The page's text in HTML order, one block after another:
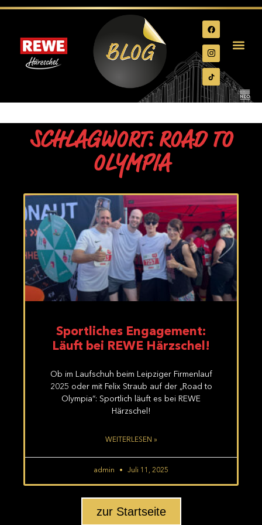
SCHLAGWORT: ROAD TO
OLYMPIA
Sportliches Engagement:
Läuft bei REWE Härzschel!
Ob im Laufschuh beim Leipziger Firmenlauf
2025 oder mit Felix Straub auf der „Road to
Olympia“: Sportlich läuft es bei REWE
Härzschel!
WEITERLESEN »
admin Juli 11, 2025
zur Startseite